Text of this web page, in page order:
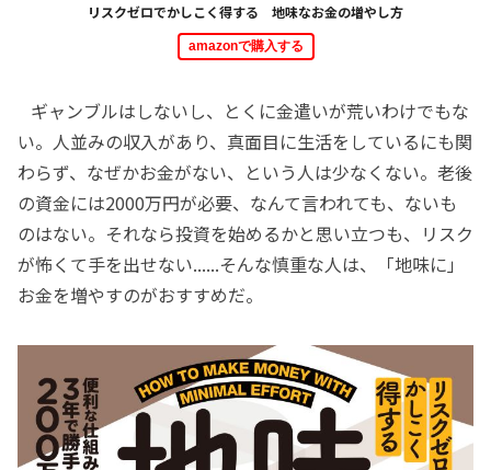
リスクゼロでかしこく得する 地味なお金の増やし方
amazonで購入する
ギャンブルはしないし、とくに金遣いが荒いわけでもな
い。人並みの収入があり、真面目に生活をしているにも関
わらず、なぜかお金がない、という人は少なくない。老後
の資金には2000万円が必要、なんて言われても、ないも
のはない。それなら投資を始めるかと思い立つも、リスク
が怖くて手を出せない......そんな慎重な人は、「地味に」
お金を増やすのがおすすめだ。